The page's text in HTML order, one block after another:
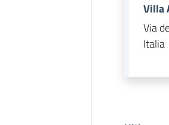
Villa
Via
Italia